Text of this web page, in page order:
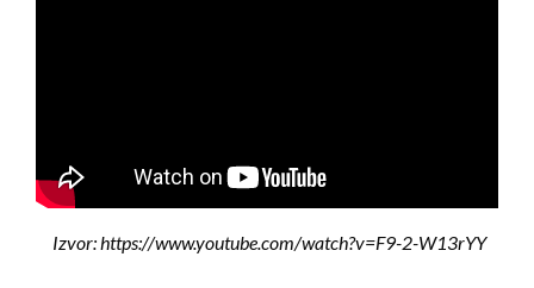
Izvor: https://www.youtube.com/watch?v=F9-2-W13rYY